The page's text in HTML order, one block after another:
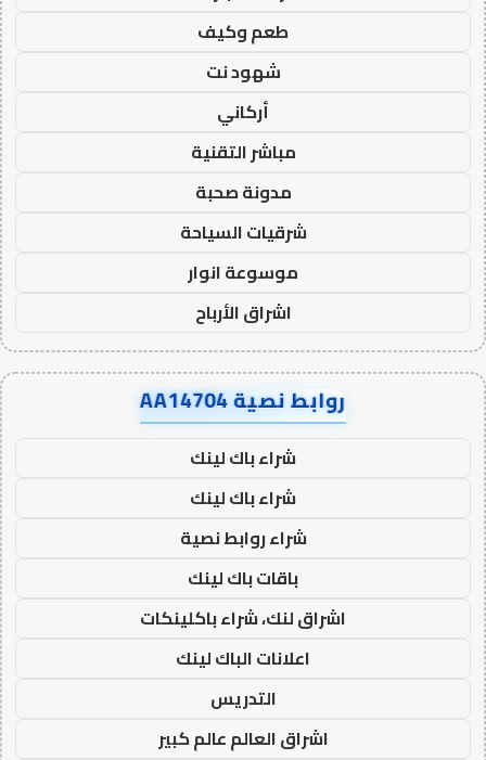
طعم وكيف
شهود نت
أركاني
مباشر التقنية
مدونة صحبة
شرقيات السياحة
موسوعة انوار
اشراق الأرباح
روابط نصية AA14704
شراء باك لينك
شراء باك لينك
شراء روابط نصية
باقات باك لينك
اشراق لنك، شراء باكلينكات
اعلانات الباك لينك
التدريس
اشراق العالم عالم كبير